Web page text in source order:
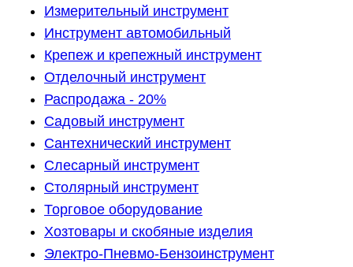
Измерительный инструмент
Инструмент автомобильный
Крепеж и крепежный инструмент
Отделочный инструмент
Распродажа - 20%
Садовый инструмент
Сантехнический инструмент
Слесарный инструмент
Столярный инструмент
Торговое оборудование
Хозтовары и скобяные изделия
Электро-Пневмо-Бензоинструмент